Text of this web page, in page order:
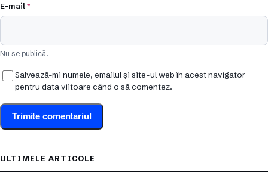
E-mail*
Nu se publică.
Salvează-mi numele, emailul și site-ul web în acest navigator
pentru data viitoare când o să comentez.
ULTIMELE ARTICOLE